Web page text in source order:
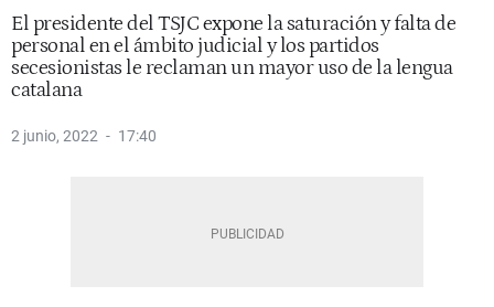
El presidente del TSJC expone la saturación y falta de
personal en el ámbito judicial y los partidos
secesionistas le reclaman un mayor uso de la lengua
catalana
2 junio, 2022 17:40